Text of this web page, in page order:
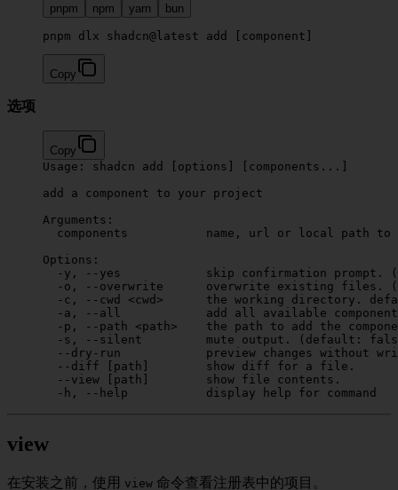
pnpm npm yarn bun
pnpm dlx shadcn@latest add [component]
Copy
选项
Copy
Usage:
shadcn add
[options] [components...]
add
a component to your project
Arguments:
  components
           name,
url or local path to
Options:
  -y,
--yes
            skip
confirmation prompt.
  -o,
--overwrite
      overwrite
existing files.
  -c,
--cwd <cwd >
      the
working directory.
  -a,
--all
            add
all available
  -p,
--path <pat h>
    the
path to add the
  -s,
--silent
         mute
output. (default:
  --dry-run
            preview
changes without
  --diff
[path]        show diff for a file.
  --view
[path]        show file contents.
  -h,
--help
           display
help for command
view
在安装之前，使用 view 命令查看注册表中的项目。